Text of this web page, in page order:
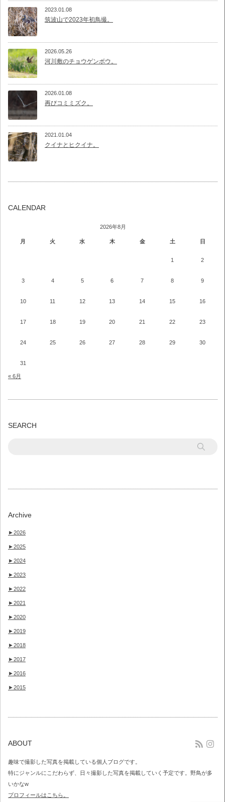
2023.01.08
筑波山で2023年初鳥撮。
2026.05.26
河川敷のチョウゲンボウ。
2026.01.08
再びコミミズク。
2021.01.04
クイナとヒクイナ。
CALENDAR
2026年8月
月 火 水 木 金 土 日
1 2
3 4 5 6 7 8 9
10 11 12 13 14 15 16
17 18 19 20 21 22 23
24 25 26 27 28 29 30
31
« 6月
SEARCH
Archive
►2026
►2025
►2024
►2023
►2022
►2021
►2020
►2019
►2018
►2017
►2016
►2015
ABOUT
趣味で撮影した写真を掲載している個人ブログです。
特にジャンルにこだわらず、日々撮影した写真を掲載していく予定です。野鳥が多
いかなw
プロフィールはこちら。